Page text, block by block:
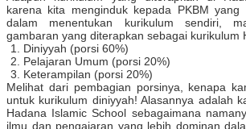
karena kita menginduk kepada PKBM yang
dalam menentukan kurikulum sendiri,
gambaran yang diterapkan sebagai kurikulum
Diniyyah (porsi 60%)
Pelajaran Umum (porsi 20%)
Keterampilan (porsi 20%)
Melihat dari pembagian porsinya, kenapa
untuk kurikulum diniyyah! Alasannya adalah
Hadana Islamic School sebagaimana
ilmu dan pengajaran yang lebih dominan